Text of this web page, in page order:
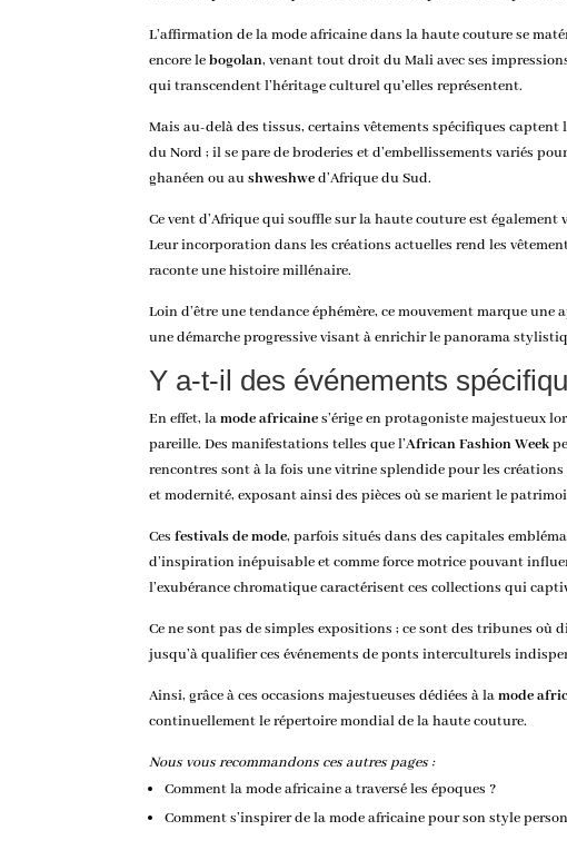
L’affirmation de la mode africaine dans la haute couture se
encore lebogolan, venant tout droit du Mali avec ses
qui transcendent l’héritage culturel qu’elles représentent.
Mais au-delà des tissus, certains vêtements spécifiques
du Nord ; il se pare de broderies et d’embellissements variés
ghanéen ou aushweshwed’Afrique du Sud.
Ce vent d’Afrique qui souffle sur la haute couture est
Leur incorporation dans les créations actuellesrend les
raconte une histoire millénaire.
Loin d’être une tendance éphémère, ce mouvement marque
une démarche progressive visant à enrichir le panorama
Y a-t-il des événements
En effet, lamode africaines’érige en protagoniste majestueux
pareille. Des manifestations telles que l’African Fashion Week
rencontres sont à la fois une vitrine splendide pour les
et modernité, exposant ainsi des pièces où se marient le
Cesfestivals de mode, parfois situés dans des capitales
d’inspiration inépuisable et comme force motrice pouvant
l’exubérance chromatique caractérisent ces collections qui
Ce ne sont pas de simples expositions ; ce sont des tribunes
jusqu’à qualifier ces événements de ponts interculturels
Ainsi, grâce à ces occasions majestueuses dédiées à lamode
continuellement le répertoire mondial de la haute couture.
Nous vous recommandons ces autres pages :
Comment la mode africaine a traversé les époques ?
Comment s’inspirer de la mode africaine pour son style